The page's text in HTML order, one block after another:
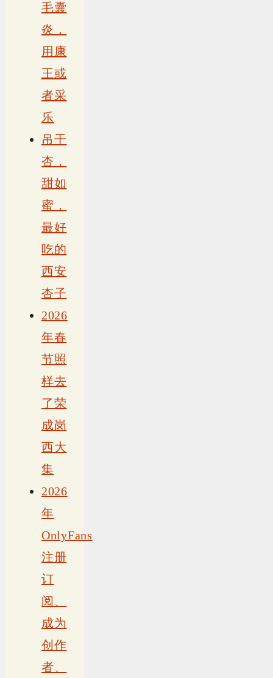
毛囊
炎，
用康
王或
者采
乐
吊干
杏，
甜如
蜜，
最好
吃的
西安
杏子
2026
年春
节照
样去
了荣
成岗
西大
集
2026
年
OnlyFans
注册
订
阅、
成为
创作
者、